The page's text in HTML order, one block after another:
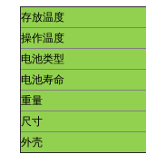
存放温度
操作温度
电池类型
电池寿命
重量
尺寸
外壳